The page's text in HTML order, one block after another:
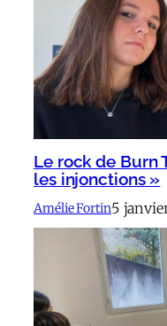
Le rock de Burn
les injonctions »
Amélie Fortin5